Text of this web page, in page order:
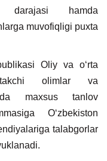
darajasi hamda
muvofiqligi puxta
Oliy va oʻrta
olimlar va
maxsus tanlov
Oʻzbekiston
talabgorlar